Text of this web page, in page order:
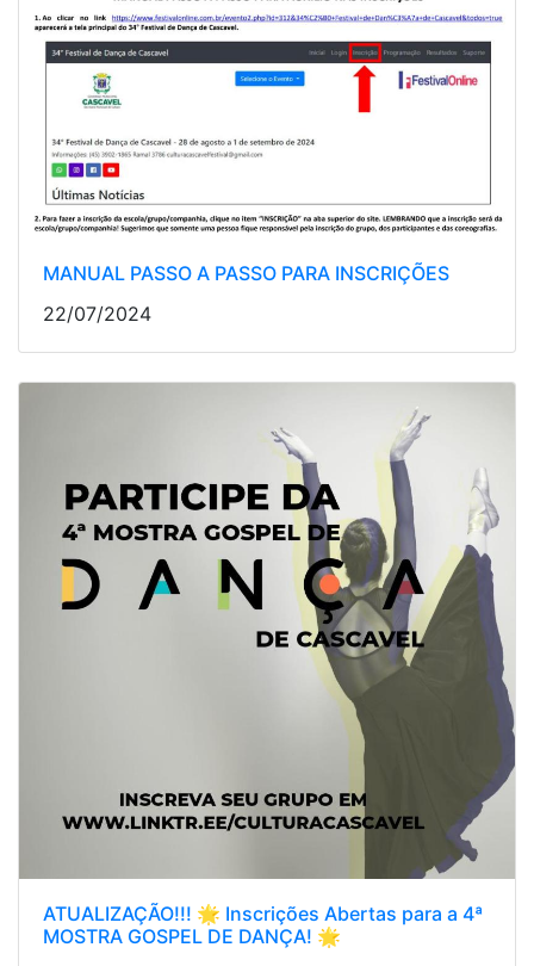
MANUAL PASSO A PASSO PARA INSCRIÇÕES
22/07/2024
ATUALIZAÇÃO!!! 🌟 Inscrições Abertas para a 4ª
MOSTRA GOSPEL DE DANÇA! 🌟